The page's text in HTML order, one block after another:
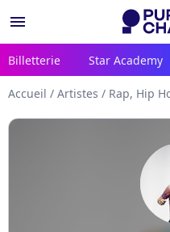
menu
Billetterie Star Academy
Accueil / Artistes / Rap, Hip